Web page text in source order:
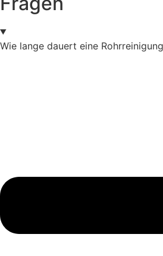
Wie lange dauert eine